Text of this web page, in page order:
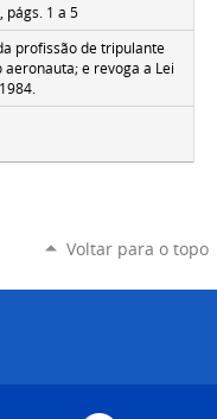
págs. 1 a 5
profissão de tripulante
e revoga a Lei
Voltar para o topo